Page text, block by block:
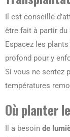
Il est conseillé
être fait à partir du
Espacez les
profond pour y
Si vous ne sentez
températures
Où planter
Il a besoin de